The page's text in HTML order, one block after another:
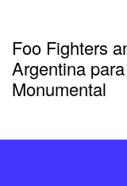
Foo Fighters
Argentina
Monumental